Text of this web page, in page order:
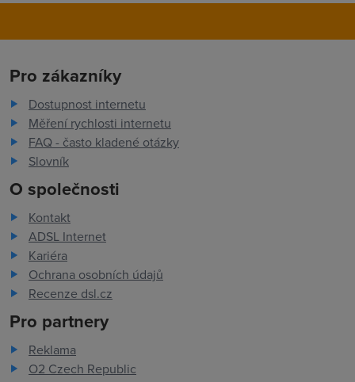
Pro zákazníky
Dostupnost internetu
Měření rychlosti internetu
FAQ - často kladené otázky
Slovník
O společnosti
Kontakt
ADSL Internet
Kariéra
Ochrana osobních údajů
Recenze dsl.cz
Pro partnery
Reklama
O2 Czech Republic